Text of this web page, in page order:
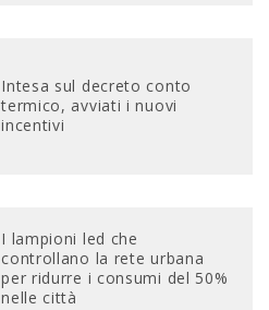
Intesa sul decreto conto
termico, avviati i nuovi
incentivi
I lampioni led che
controllano la rete urbana
per ridurre i consumi del 50%
nelle città